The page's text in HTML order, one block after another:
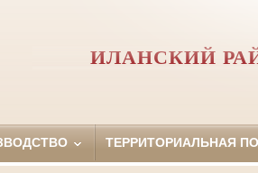
ИЛАНСКИЙ
ТЕРРИТОРИАЛЬНАЯ